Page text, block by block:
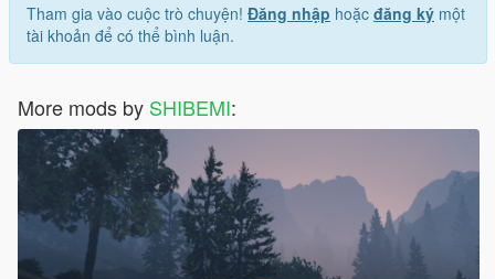
Tham gia vào cuộc trò chuyện! Đăng nhập hoặc đăng ký một
tài khoản để có thể bình luận.
More mods by SHIBEMI: